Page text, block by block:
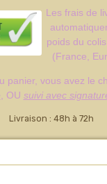
Les frais de
poids du
(France,
panier, vous avez le
, OU suivi avec
Livraison : 48h à 72h